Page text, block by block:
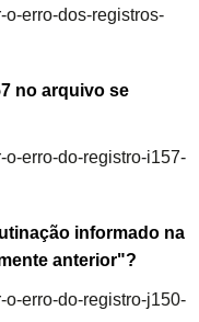
erro-dos-registros-
no arquivo se
erro-do-registro-i157-
informado na
anterior"?
erro-do-registro-j150-